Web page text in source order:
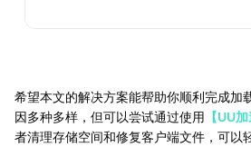
希望本文的解决方案能帮助你顺利完成加
因多种多样，但可以尝试通过使用 【UU加
者清理存储空间和修复客户端文件，可以